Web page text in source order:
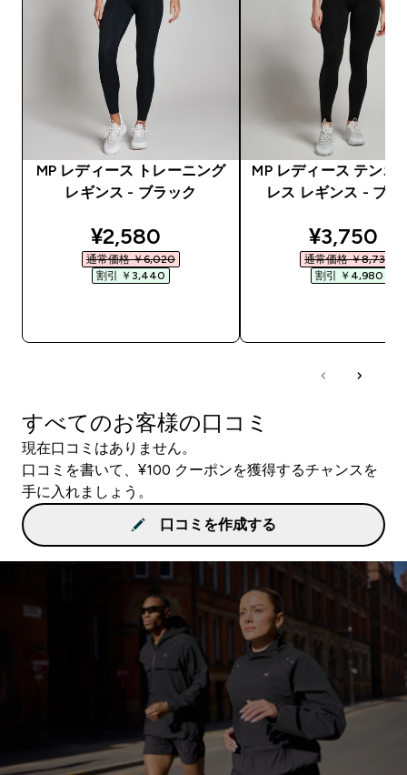
MP レディース トレーニング
レギンス - ブラック
discounted price
¥2,580‎
通常価格 ￥6,020‎
割引 ￥3,440‎
MP レディース テンポ
レス レギンス - ブラ
¥3,750‎
通常価格 ￥8,730‎
割引 ￥4,980‎
すべてのお客様の口コミ
現在口コミはありません。
口コミを書いて、¥100 クーポンを獲得するチャンスを
手に入れましょう。
口コミを作成する